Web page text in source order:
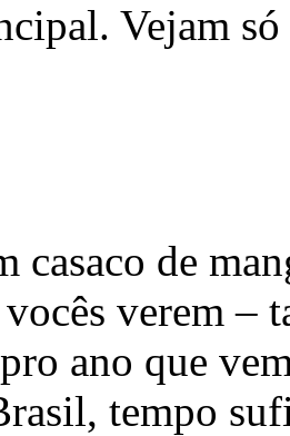
Vejam
casaco de
verem –
ano que
tempo